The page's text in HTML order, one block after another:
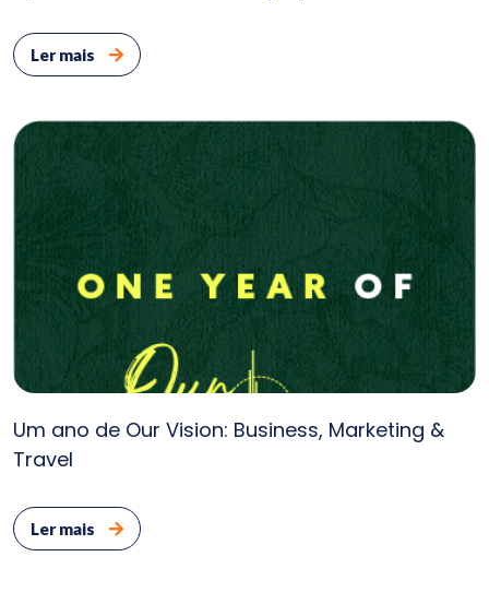
Ler mais
Um ano de Our Vision: Business, Marketing &
Travel
Ler mais